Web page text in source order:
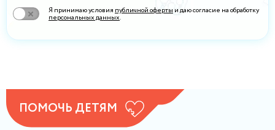
Я принимаю условия публичной оферты и даю согласие на обработку
персональных данных.
ПОМОЧЬ ДЕТЯМ